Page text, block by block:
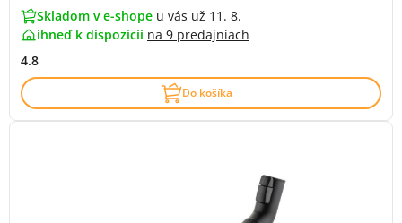
Skladom v e-shope u vás už 11. 8.
ihneď k dispozícii na 9 predajniach
4.8
Do košíka